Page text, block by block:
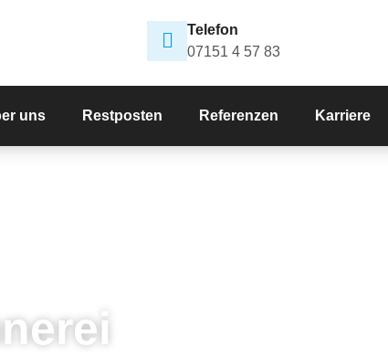
Telefon
07151 4 57 83
uns Restposten Referenzen Karriere